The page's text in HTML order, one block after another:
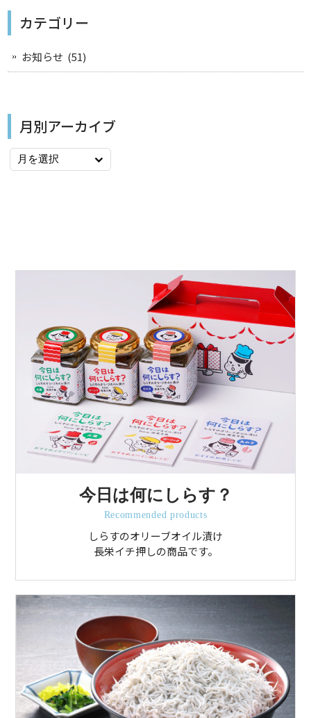
カテゴリー
お知らせ (51)
月別アーカイブ
今日は何にしらす？
Recommended products
しらすのオリーブオイル漬け
長栄イチ押しの商品です。